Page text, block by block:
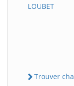
LOUBET
Trouver